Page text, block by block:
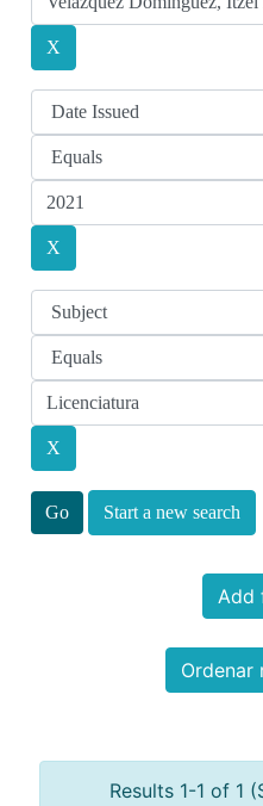
Start a new search
Add
Ordenar
Results 1-1 of 1